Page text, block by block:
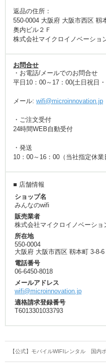
返品の住所：
550-0004 大阪府 大阪市西区 靱
奥内ビル２Ｆ
株式会社マイクロイノベーショ
お問合せ
・お電話/メールでのお問合せ
平日10：00～17：00(土日祝日
メール: wifi@microinnovation.jp
・ご注文受付
24時間WEB自動受付
・発送
10：00～16：00（当社指定休業
■ 店舗情報
ショップ名
みんなのwifi
販売業者
株式会社マイクロイノベーショ
所在地
550-0004
大阪府 大阪市西区 靱本町 3-8-6
電話番号
06-6450-8018
メールアドレス
wifi@microinnovation.jp
適格請求登録番号
T6013301033793
【公式】モバイルWIFIレンタル 国内